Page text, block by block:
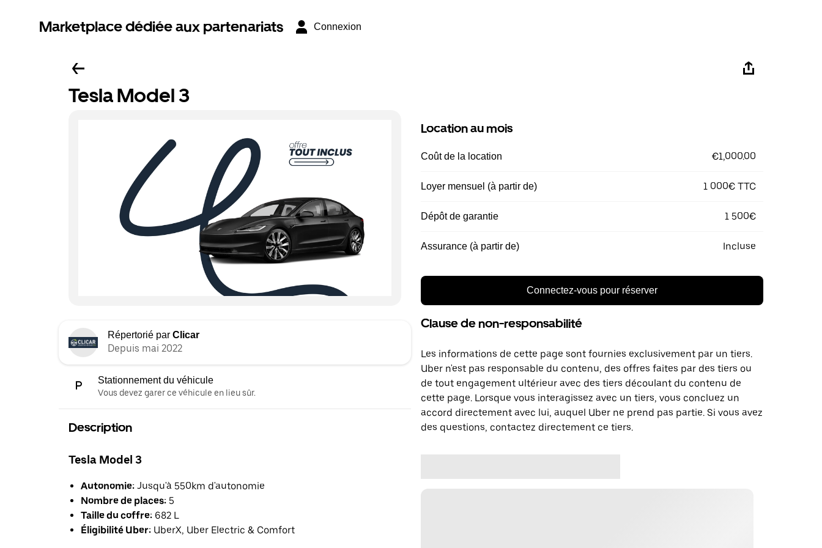
Marketplace dédiée aux partenariats Connexion
Tesla Model 3
Répertorié par Clicar
Depuis mai 2022
Stationnement du véhicule
Vous devez garer ce véhicule en lieu sûr.
Description
Tesla Model 3
Autonomie: Jusqu'à 550km d'autonomie
Nombre de places: 5
Taille du coffre: 682 L
Éligibilité Uber: UberX, Uber Electric & Comfort
Location au mois
Coût de la location €1,000.00
Loyer mensuel (à partir de) 1 000€ TTC
Dépôt de garantie 1 500€
Assurance (à partir de) Incluse
Connectez-vous pour réserver
Clause de non-responsabilité
Les informations de cette page sont fournies exclusivement par un tiers.
Uber n'est pas responsable du contenu, des offres faites par des tiers ou
de tout engagement ultérieur avec des tiers découlant du contenu de
cette page. Lorsque vous interagissez avec un tiers, vous concluez un
accord directement avec lui, auquel Uber ne prend pas partie. Si vous avez
des questions, contactez directement ce tiers.